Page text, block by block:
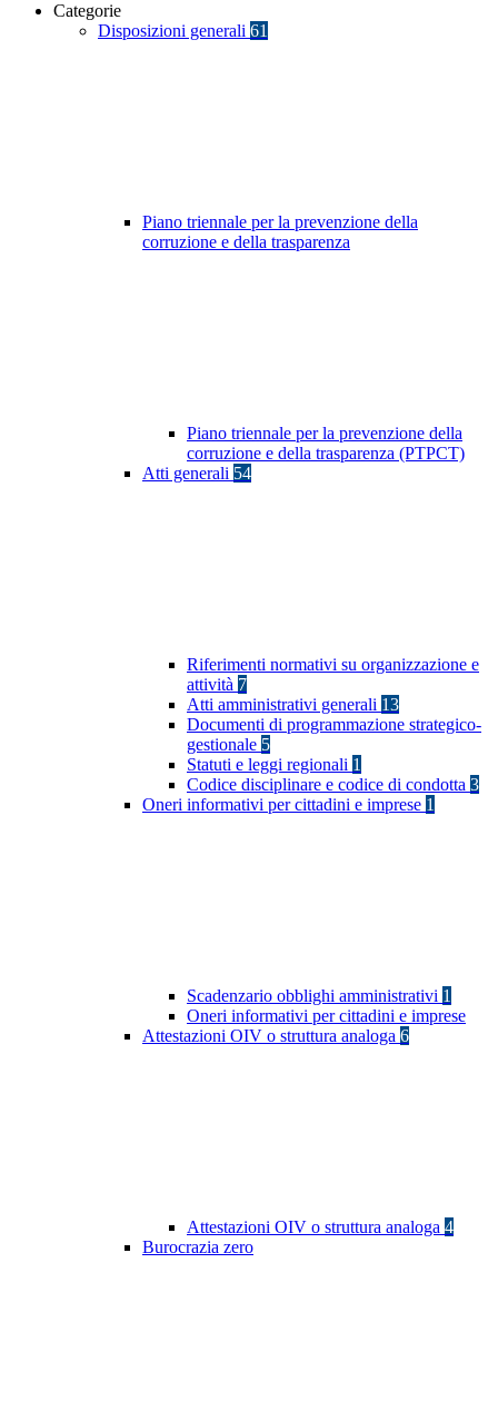
Categorie
Disposizioni generali 61
Piano triennale per la prevenzione della
corruzione e della trasparenza
Piano triennale per la prevenzione della
corruzione e della trasparenza (PTPCT)
Atti generali 54
Riferimenti normativi su organizzazione e
attività 7
Atti amministrativi generali 13
Documenti di programmazione strategico-
gestionale 5
Statuti e leggi regionali 1
Codice disciplinare e codice di condotta 3
Oneri informativi per cittadini e imprese 1
Scadenzario obblighi amministrativi 1
Oneri informativi per cittadini e imprese
Attestazioni OIV o struttura analoga 6
Attestazioni OIV o struttura analoga 4
Burocrazia zero